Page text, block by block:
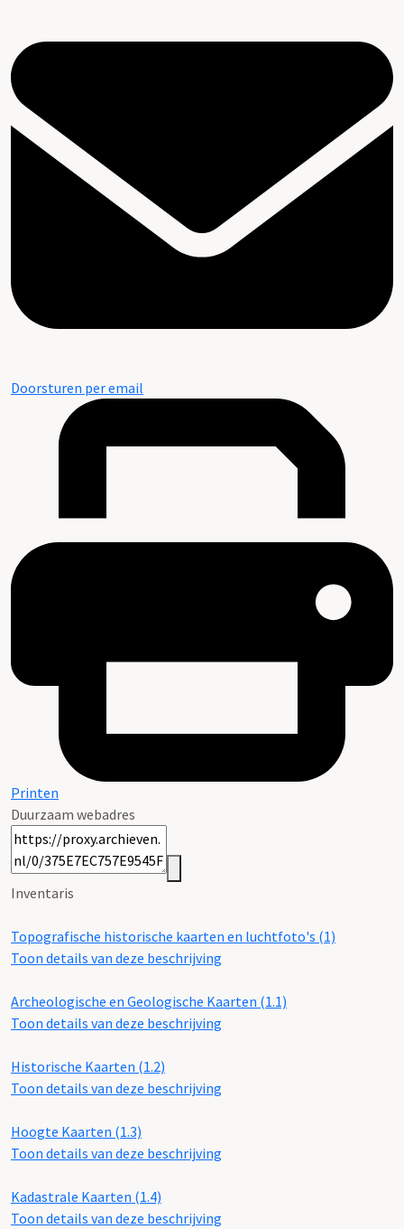
Doorsturen per email
Printen
Duurzaam webadres
Inventaris
Topografische historische kaarten en luchtfoto's (1)
Toon details van deze beschrijving
Archeologische en Geologische Kaarten (1.1)
Toon details van deze beschrijving
Historische Kaarten (1.2)
Toon details van deze beschrijving
Hoogte Kaarten (1.3)
Toon details van deze beschrijving
Kadastrale Kaarten (1.4)
Toon details van deze beschrijving